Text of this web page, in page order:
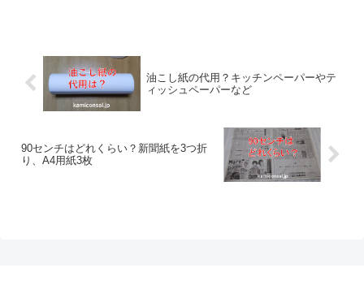
油こし紙の代用？キッチンペーパーやテ
ィッシュペーパーなど
90センチはどれくらい？新聞紙を3つ折
り、A4用紙3枚